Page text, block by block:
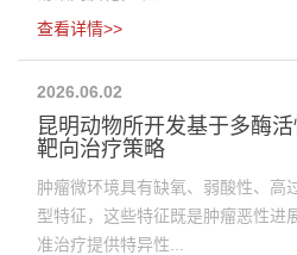
查看详情>>
2026.06.02
昆明动物所开发基于多酶
靶向治疗策略
肿瘤微环境具有缺氧、弱酸性、高
型特征，这些特征既是肿瘤恶性进
准治疗提供特异性...